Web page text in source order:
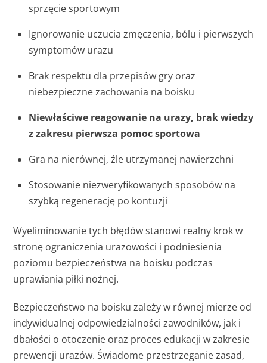
sprzęcie sportowym
Ignorowanie uczucia zmęczenia, bólu i pierwszych
symptomów urazu
Brak respektu dla przepisów gry oraz
niebezpieczne zachowania na boisku
Niewłaściwe reagowanie na urazy, brak wiedzy
z zakresu pierwsza pomoc sportowa
Gra na nierównej, źle utrzymanej nawierzchni
Stosowanie niezweryfikowanych sposobów na
szybką regenerację po kontuzji
Wyeliminowanie tych błędów stanowi realny krok w
stronę ograniczenia urazowości i podniesienia
poziomu bezpieczeństwa na boisku podczas
uprawiania piłki nożnej.
Bezpieczeństwo na boisku zależy w równej mierze od
indywidualnej odpowiedzialności zawodników, jak i
dbałości o otoczenie oraz proces edukacji w zakresie
prewencji urazów. Świadome przestrzeganie zasad,